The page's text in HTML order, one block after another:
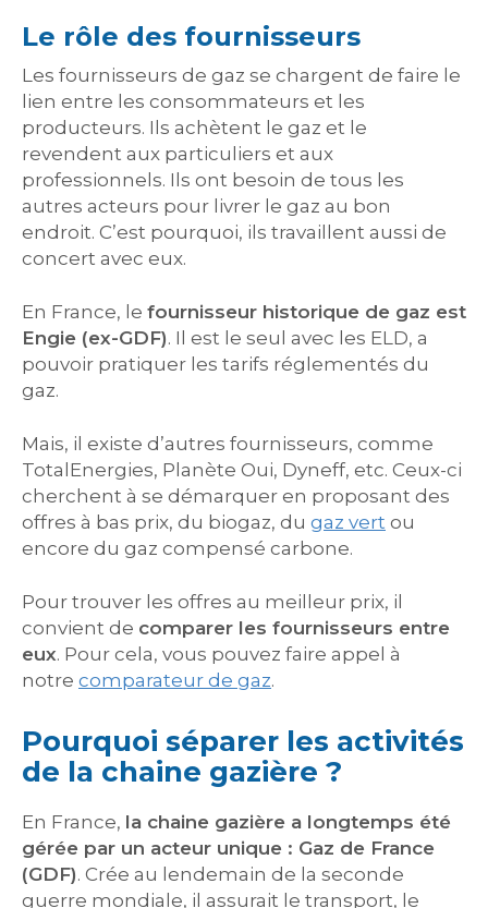
Le rôle des fournisseurs
Les fournisseurs de gaz se chargent de faire le
lien entre les consommateurs et les
producteurs. Ils achètent le gaz et le
revendent aux particuliers et aux
professionnels. Ils ont besoin de tous les
autres acteurs pour livrer le gaz au bon
endroit. C’est pourquoi, ils travaillent aussi de
concert avec eux.
En France, le fournisseur historique de gaz est
Engie (ex-GDF). Il est le seul avec les ELD, a
pouvoir pratiquer les tarifs réglementés du
gaz.
Mais, il existe d’autres fournisseurs, comme
TotalEnergies, Planète Oui, Dyneff, etc. Ceux-ci
cherchent à se démarquer en proposant des
offres à bas prix, du biogaz, du gaz vert ou
encore du gaz compensé carbone.
Pour trouver les offres au meilleur prix, il
convient de comparer les fournisseurs entre
eux. Pour cela, vous pouvez faire appel à
notre comparateur de gaz.
Pourquoi séparer les activités
de la chaine gazière ?
En France, la chaine gazière a longtemps été
gérée par un acteur unique : Gaz de France
(GDF). Crée au lendemain de la seconde
guerre mondiale, il assurait le transport, le